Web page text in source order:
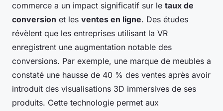
commerce a un impact significatif sur le taux de
conversion et les ventes en ligne. Des études
révèlent que les entreprises utilisant la VR
enregistrent une augmentation notable des
conversions. Par exemple, une marque de meubles a
constaté une hausse de 40 % des ventes après avoir
introduit des visualisations 3D immersives de ses
produits. Cette technologie permet aux